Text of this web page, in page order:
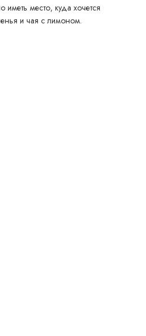
место, куда хочется
и чая с лимоном.